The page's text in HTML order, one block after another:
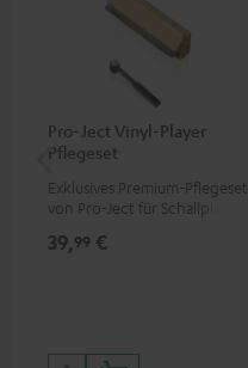
Pro-Ject Vinyl-Player
Pflegeset
Exklusives Premium-Pflegeset
von Pro-Ject für Schallplatten
Webshop erhältlich
39,99 €